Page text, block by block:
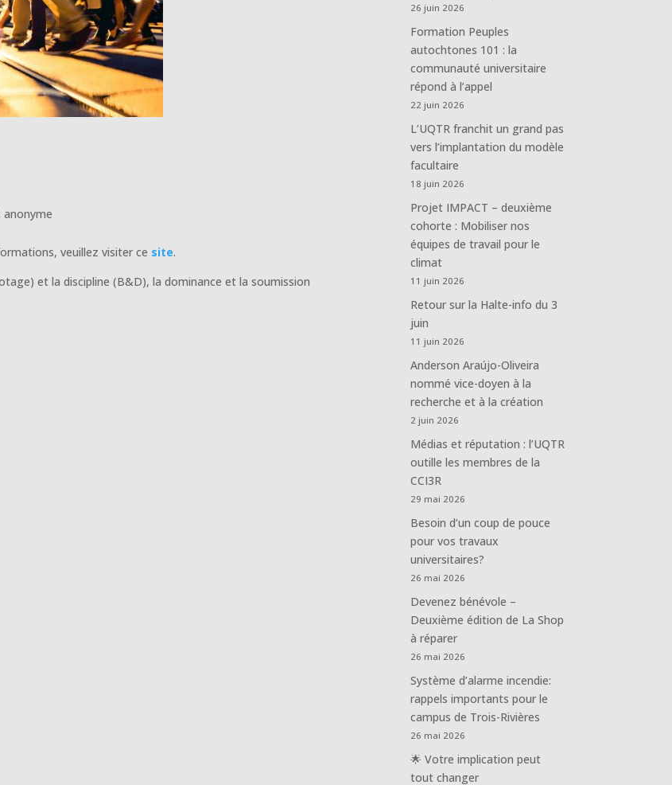
veuillez visiter ce site.
et la discipline (B&D), la dominance et la soumission
26 juin 2026
Formation Peuples
autochtones 101 : la
communauté universitaire
répond à l’appel
22 juin 2026
L’UQTR franchit un grand pas
vers l’implantation du modèle
facultaire
18 juin 2026
Projet IMPACT – deuxième
cohorte : Mobiliser nos
équipes de travail pour le
climat
11 juin 2026
Retour sur la Halte-info du 3
juin
11 juin 2026
Anderson Araújo-Oliveira
nommé vice-doyen à la
recherche et à la création
2 juin 2026
Médias et réputation : l’UQTR
outille les membres de la
CCI3R
29 mai 2026
Besoin d’un coup de pouce
pour vos travaux
universitaires?
26 mai 2026
Devenez bénévole –
Deuxième édition de La Shop
à réparer
26 mai 2026
Système d’alarme incendie:
rappels importants pour le
campus de Trois-Rivières
26 mai 2026
🌟 Votre implication peut
tout changer